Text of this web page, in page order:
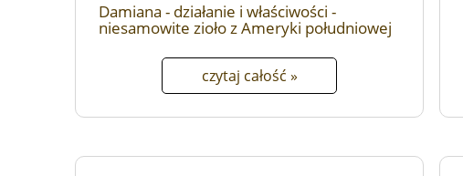
Damiana - działanie i właściwości -
niesamowite zioło z Ameryki południowej
czytaj całość »